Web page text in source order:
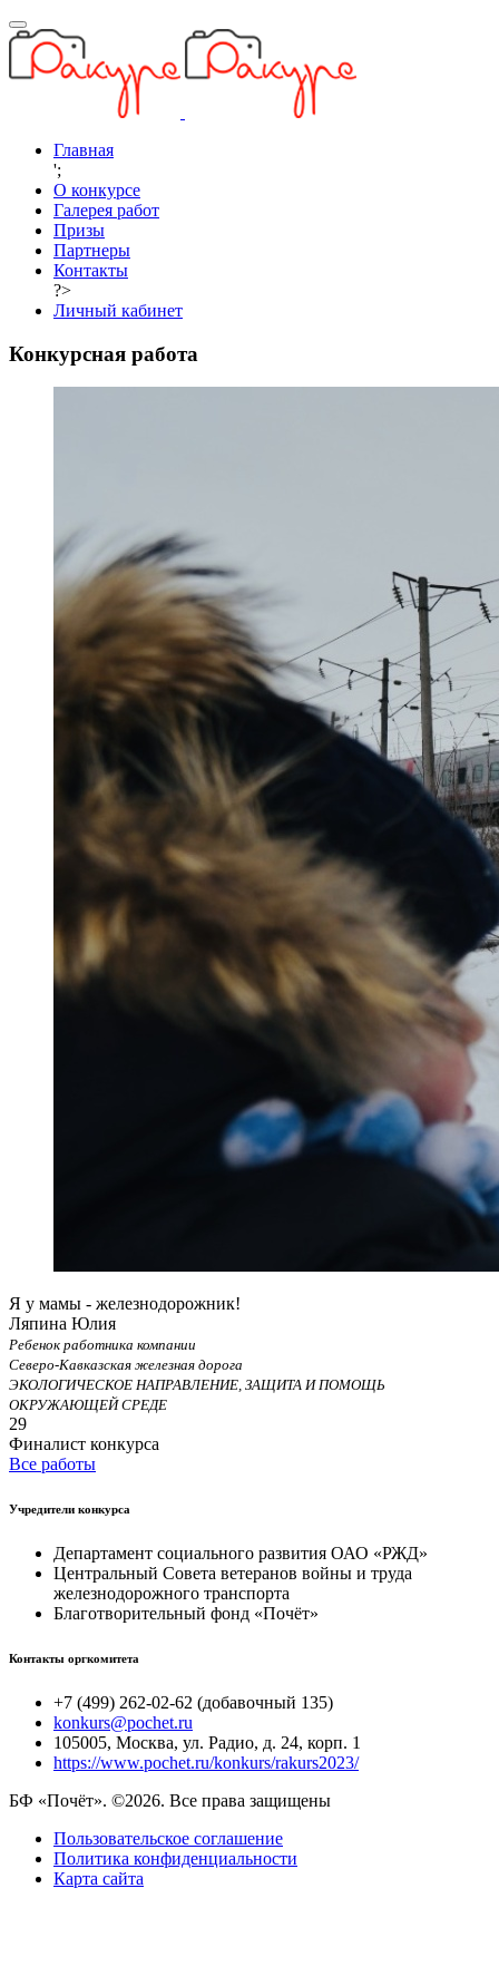
Главная
';
О конкурсе
Галерея работ
Призы
Партнеры
Контакты
?>
Личный кабинет
Конкурсная работа
Я у мамы - железнодорожник!
Ляпина Юлия
Ребенок работника компании
Северо-Кавказская железная дорога
ЭКОЛОГИЧЕСКОЕ НАПРАВЛЕНИЕ, ЗАЩИТА И ПОМОЩЬ
ОКРУЖАЮЩЕЙ СРЕДЕ
29
Финалист конкурса
Все работы
Учредители конкурса
Департамент социального развития ОАО «РЖД»
Центральный Совета ветеранов войны и труда
железнодорожного транспорта
Благотворительный фонд «Почёт»
Контакты оргкомитета
+7 (499) 262-02-62 (добавочный 135)
konkurs@pochet.ru
105005, Москва, ул. Радио, д. 24, корп. 1
https://www.pochet.ru/konkurs/rakurs2023/
БФ «Почёт». ©2026. Все права защищены
Пользовательское соглашение
Политика конфиденциальности
Карта сайта